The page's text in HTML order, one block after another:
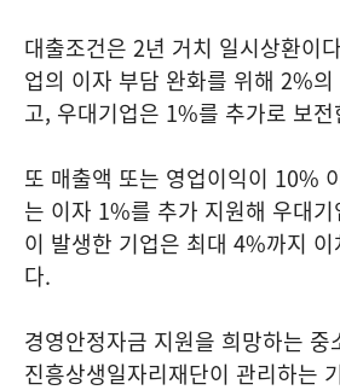
대출조건은 2년 거치 일시상환이
업의 이자 부담 완화를 위해 2%
고, 우대기업은 1%를 추가로 보전
또 매출액 또는 영업이익이 10%
는 이자 1%를 추가 지원해 우대
이 발생한 기업은 최대 4%까지
다.
경영안정자금 지원을 희망하는 중
진흥상생일자리재단이 관리하는